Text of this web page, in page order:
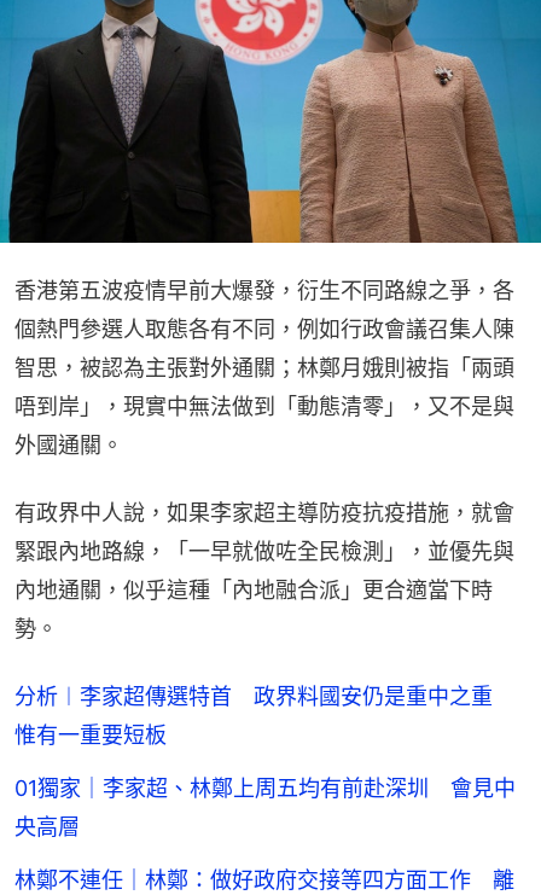
香港第五波疫情早前大爆發，衍生不同路線之爭，各
個熱門參選人取態各有不同，例如行政會議召集人陳
智思，被認為主張對外通關；林鄭月娥則被指「兩頭
唔到岸」，現實中無法做到「動態清零」，又不是與
外國通關。
有政界中人說，如果李家超主導防疫抗疫措施，就會
緊跟內地路線，「一早就做咗全民檢測」，並優先與
內地通關，似乎這種「內地融合派」更合適當下時
勢。
分析︱李家超傳選特首 政界料國安仍是重中之重
惟有一重要短板
01獨家｜李家超、林鄭上周五均有前赴深圳 會見中
央高層
林鄭不連任｜林鄭：做好政府交接等四方面工作 離